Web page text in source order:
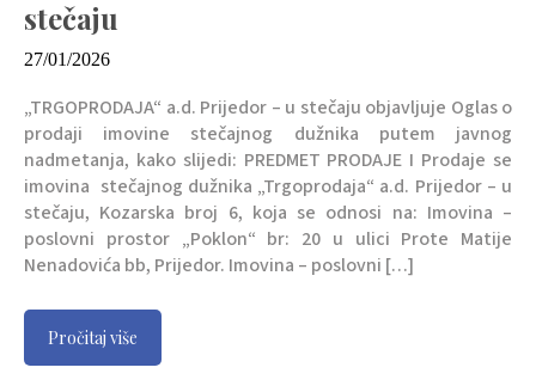
stečaju
27/01/2026
„TRGOPRODAJA“ a.d. Prijedor – u stečaju objavljuje Oglas o
prodaji imovine stečajnog dužnika putem javnog
nadmetanja, kako slijedi: PREDMET PRODAJE I Prodaje se
imovina stečajnog dužnika „Trgoprodaja“ a.d. Prijedor – u
stečaju, Kozarska broj 6, koja se odnosi na: Imovina –
poslovni prostor „Poklon“ br: 20 u ulici Prote Matije
Nenadovića bb, Prijedor. Imovina – poslovni […]
Pročitaj više